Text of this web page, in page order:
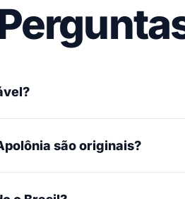
são originais?